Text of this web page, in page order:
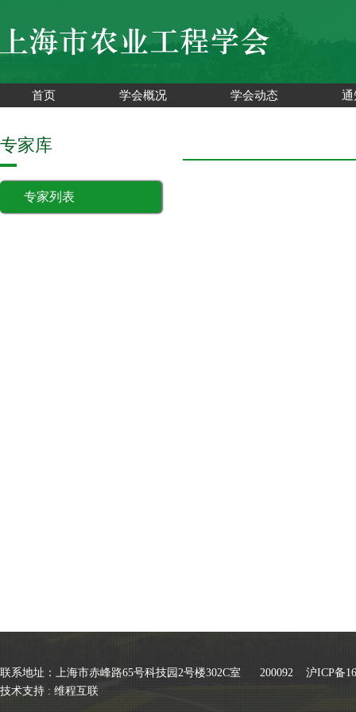
首页 学会概况 学会动态 通
专家库
专家列表
联系地址：上海市赤峰路65号科技园2号楼302C室 200092 沪ICP备
技术支持 : 维程互联